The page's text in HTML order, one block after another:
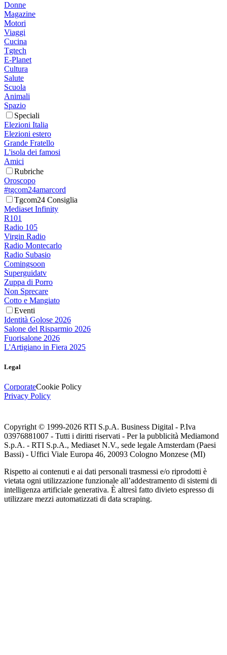
Donne
Magazine
Motori
Viaggi
Cucina
Tgtech
E-Planet
Cultura
Salute
Scuola
Animali
Spazio
Speciali
Elezioni Italia
Elezioni estero
Grande Fratello
L'isola dei famosi
Amici
Rubriche
Oroscopo
#tgcom24amarcord
Tgcom24 Consiglia
Mediaset Infinity
R101
Radio 105
Virgin Radio
Radio Montecarlo
Radio Subasio
Comingsoon
Superguidatv
Zuppa di Porro
Non Sprecare
Cotto e Mangiato
Eventi
Identità Golose 2026
Salone del Risparmio 2026
Fuorisalone 2026
L'Artigiano in Fiera 2025
Legal
CorporateCookie Policy
Privacy Policy
Copyright © 1999-2026 RTI S.p.A. Business Digital - P.Iva
03976881007 - Tutti i diritti riservati - Per la pubblicità Mediamond
S.p.A. - RTI S.p.A., Mediaset N.V., sede legale Amsterdam (Paesi
Bassi) - Uffici Viale Europa 46, 20093 Cologno Monzese (MI)
Rispetto ai contenuti e ai dati personali trasmessi e/o riprodotti è
vietata ogni utilizzazione funzionale all’addestramento di sistemi di
intelligenza artificiale generativa. È altresì fatto divieto espresso di
utilizzare mezzi automatizzati di data scraping.